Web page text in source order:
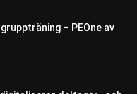
– PEOne av